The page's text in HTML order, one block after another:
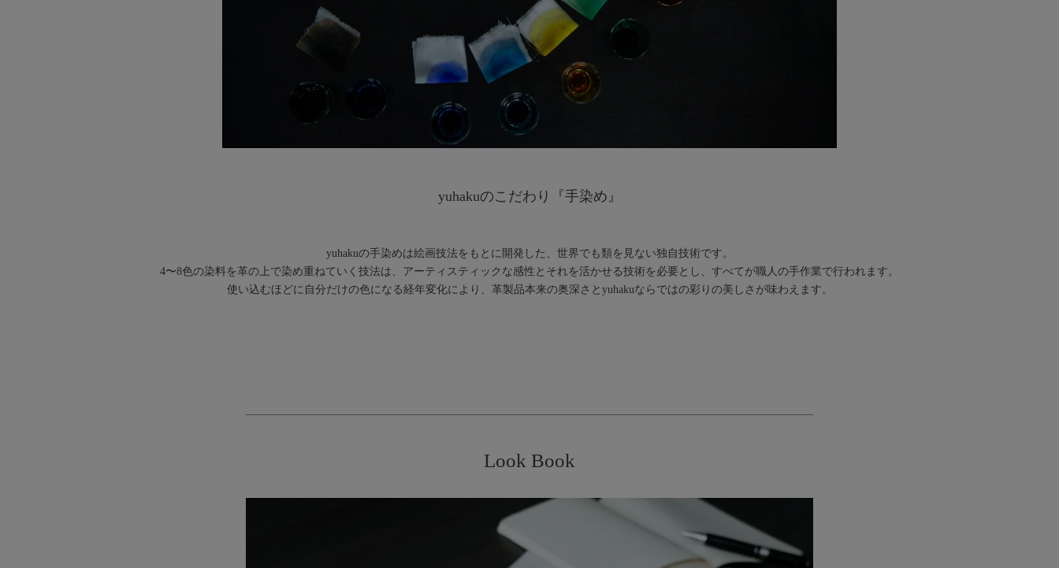
yuhakuのこだわり『手染め』
yuhakuの手染めは絵画技法をもとに開発した、世界でも類を見ない独自技術です。
4〜8色の染料を革の上で染め重ねていく技法は、アーティスティックな感性とそれを活かせる技術を必要とし、すべてが職人の手作業で行われます。
使い込むほどに自分だけの色になる経年変化により、革製品本来の奥深さとyuhakuならではの彩りの美しさが味わえます。
Look Book